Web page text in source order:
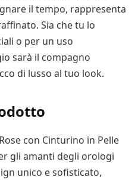
il tempo, rappresenta
Sia che tu lo
o per un uso
sarà il compagno
di lusso al tuo look.
con Cinturino in Pelle
gli amanti degli orologi
unico e sofisticato,